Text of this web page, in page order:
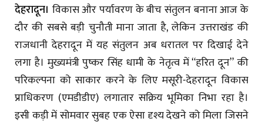
देहरादून। विकास और पर्यावरण के बीच संतुलन बनाना आज के
दौर की सबसे बड़ी चुनौती माना जाता है, लेकिन उत्तराखंड की
राजधानी देहरादून में यह संतुलन अब धरातल पर दिखाई देने
लगा है। मुख्यमंत्री पुष्कर सिंह धामी के नेतृत्व में “हरित दून” की
परिकल्पना को साकार करने के लिए मसूरी-देहरादून विकास
प्राधिकरण (एमडीडीए) लगातार सक्रिय भूमिका निभा रहा है।
इसी कड़ी में सोमवार सुबह एक ऐसा दृश्य देखने को मिला जिसने